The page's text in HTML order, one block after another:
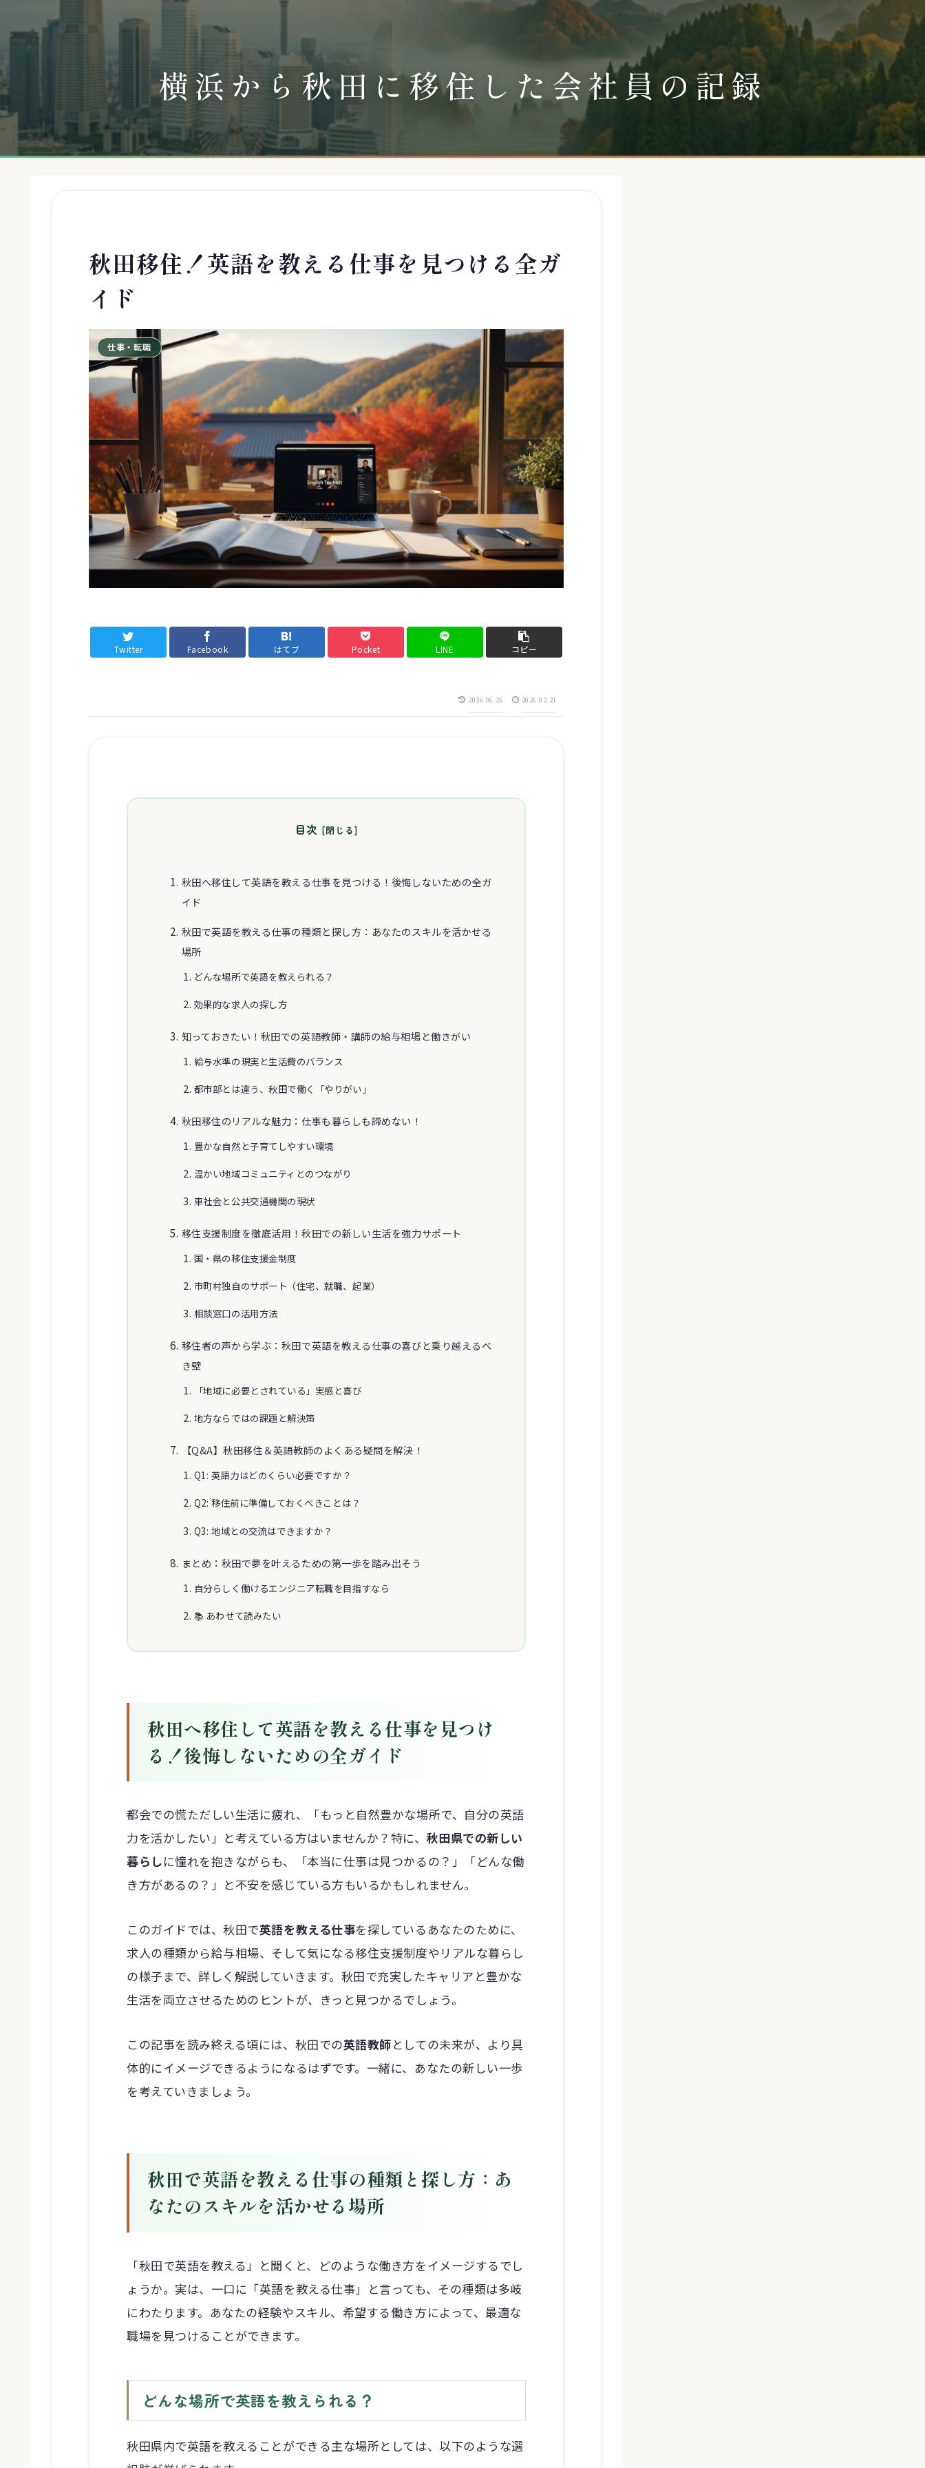
横浜から秋田に移住した会社員の記録
秋田移住！英語を教える仕事を見つける全ガ
イド
仕事・転職
Twitter Facebook はてブ Pocket LINE コピー
2026.06.26 2026.02.21
目次
秋田へ移住して英語を教える仕事を見つける！後悔しないための全ガ
イド
秋田で英語を教える仕事の種類と探し方：あなたのスキルを活かせる
場所
どんな場所で英語を教えられる？
効果的な求人の探し方
知っておきたい！秋田での英語教師・講師の給与相場と働きがい
給与水準の現実と生活費のバランス
都市部とは違う、秋田で働く「やりがい」
秋田移住のリアルな魅力：仕事も暮らしも諦めない！
豊かな自然と子育てしやすい環境
温かい地域コミュニティとのつながり
車社会と公共交通機関の現状
移住支援制度を徹底活用！秋田での新しい生活を強力サポート
国・県の移住支援金制度
市町村独自のサポート（住宅、就職、起業）
相談窓口の活用方法
移住者の声から学ぶ：秋田で英語を教える仕事の喜びと乗り越えるべ
き壁
「地域に必要とされている」実感と喜び
地方ならではの課題と解決策
【Q&A】秋田移住＆英語教師のよくある疑問を解決！
Q1: 英語力はどのくらい必要ですか？
Q2: 移住前に準備しておくべきことは？
Q3: 地域との交流はできますか？
まとめ：秋田で夢を叶えるための第一歩を踏み出そう
自分らしく働けるエンジニア転職を目指すなら
📚 あわせて読みたい
秋田へ移住して英語を教える仕事を見つけ
る！後悔しないための全ガイド
都会での慌ただしい生活に疲れ、「もっと自然豊かな場所で、自分の英語
力を活かしたい」と考えている方はいませんか？特に、 秋田県での新しい
暮らしに憧れを抱きながらも、「本当に仕事は見つかるの？」「どんな働
き方があるの？」と不安を感じている方もいるかもしれません。
このガイドでは、秋田で英語を教える仕事を探しているあなたのために、
求人の種類から給与相場、そして気になる移住支援制度やリアルな暮らし
の様子まで、詳しく解説していきます。秋田で充実したキャリアと豊かな
生活を両立させるためのヒントが、きっと見つかるでしょう。
この記事を読み終える頃には、秋田での英語教師としての未来が、より具
体的にイメージできるようになるはずです。一緒に、あなたの新しい一歩
を考えていきましょう。
秋田で英語を教える仕事の種類と探し方：あ
なたのスキルを活かせる場所
「秋田で英語を教える」と聞くと、どのような働き方をイメージするでし
ょうか。実は、一口に「英語を教える仕事」と言っても、その種類は多岐
にわたります。あなたの経験やスキル、希望する働き方によって、最適な
職場を見つけることができます。
どんな場所で英語を教えられる？
秋田県内で英語を教えることができる主な場所としては、以下のような選